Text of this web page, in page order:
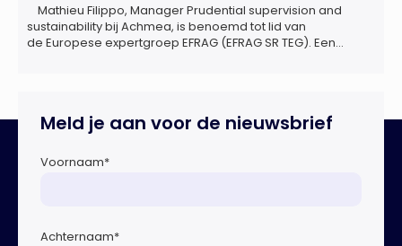
Mathieu Filippo, Manager Prudential supervision and
sustainability bij Achmea, is benoemd tot lid van
de Europese expertgroep EFRAG (EFRAG SR TEG). Een
Europese Commissie bij het ontwikkelen van […]
Meld je aan voor de nieuwsbrief
Voornaam*
Achternaam*